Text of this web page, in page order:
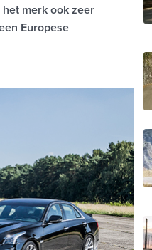
merk ook zeer
Europese